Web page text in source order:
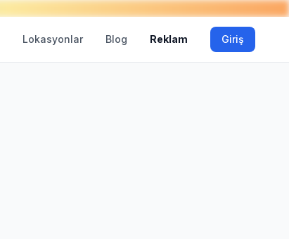
Lokasyonlar Blog Reklam Giriş